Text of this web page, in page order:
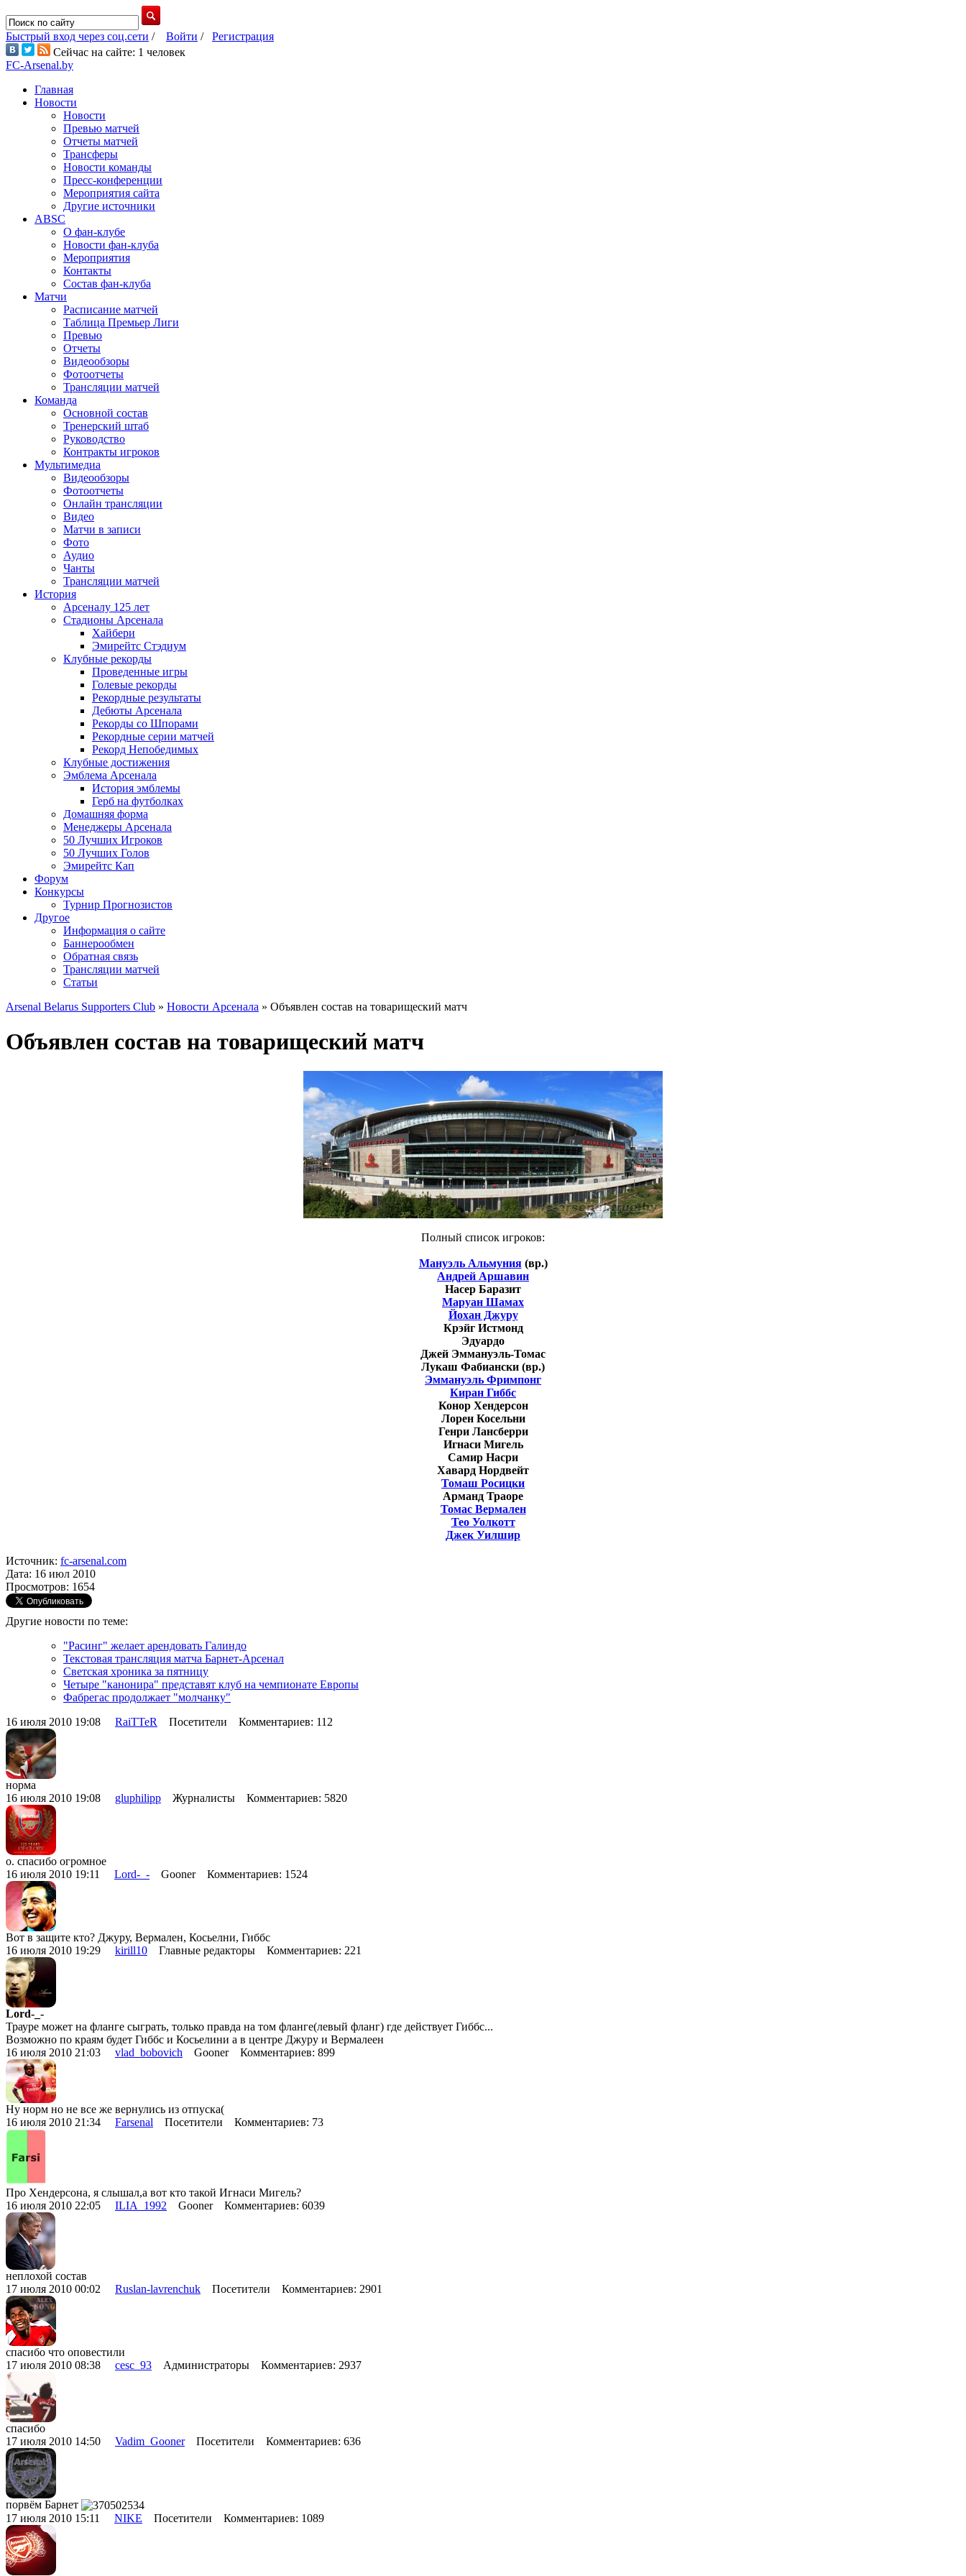
Быстрый вход через соц.сети / Войти / Регистрация
Сейчас на сайте: 1 человек
FC-Arsenal.by
Главная
Новости
Новости
Превью матчей
Отчеты матчей
Трансферы
Новости команды
Пресс-конференции
Мероприятия сайта
Другие источники
ABSC
О фан-клубе
Новости фан-клуба
Мероприятия
Контакты
Состав фан-клуба
Матчи
Расписание матчей
Таблица Премьер Лиги
Превью
Отчеты
Видеообзоры
Фотоотчеты
Трансляции матчей
Команда
Основной состав
Тренерский штаб
Руководство
Контракты игроков
Мультимедиа
Видеообзоры
Фотоотчеты
Онлайн трансляции
Видео
Матчи в записи
Фото
Аудио
Чанты
Трансляции матчей
История
Арсеналу 125 лет
Стадионы Арсенала
Хайбери
Эмирейтс Стэдиум
Клубные рекорды
Проведенные игры
Голевые рекорды
Рекордные результаты
Дебюты Арсенала
Рекорды со Шпорами
Рекордные серии матчей
Рекорд Непобедимых
Клубные достижения
Эмблема Арсенала
История эмблемы
Герб на футболках
Домашняя форма
Менеджеры Арсенала
50 Лучших Игроков
50 Лучших Голов
Эмирейтс Кап
Форум
Конкурсы
Турнир Прогнозистов
Другое
Информация о сайте
Баннерообмен
Обратная связь
Трансляции матчей
Статьи
Arsenal Belarus Supporters Club » Новости Арсенала » Объявлен состав на товарищеский матч
Объявлен состав на товарищеский матч
Полный список игроков:
Мануэль Альмуния(вр.)
Андрей Аршавин
Насер Баразит
Маруан Шамах
Йохан Джуру
Крэйг Истмонд
Эдуардо
Джей Эммануэль-Томас
Лукаш Фабиански (вр.)
Эммануэль Фримпонг
Киран Гиббс
Конор Хендерсон
Лорен Косельни
Генри Лансберри
Игнаси Мигель
Самир Насри
Хавард Нордвейт
Томаш Росицки
Арманд Траоре
Томас Вермален
Тео Уолкотт
Джек Уилшир
Источник: fc-arsenal.com
Дата: 16 июл 2010
Просмотров: 1654
Другие новости по теме:
"Расинг" желает арендовать Галиндо
Текстовая трансляция матча Барнет-Арсенал
Светская хроника за пятницу
Четыре "канонира" представят клуб на чемпионате Европы
Фабрегас продолжает "молчанку"
16 июля 2010 19:08 RaiTTeR Посетители Комментариев: 112
норма
16 июля 2010 19:08 gluphilipp Журналисты Комментариев: 5820
о. спасибо огромное
16 июля 2010 19:11 Lord-_- Gooner Комментариев: 1524
Вот в защите кто? Джуру, Вермален, Косьелни, Гиббс
16 июля 2010 19:29 kirill10 Главные редакторы Комментариев: 221
Lord-_-
Трауре может на фланге сыграть, только правда на том фланге(левый фланг) где действует Гиббс...
Возможно по краям будет Гиббс и Косьелини а в центре Джуру и Вермалеен
16 июля 2010 21:03 vlad_bobovich Gooner Комментариев: 899
Ну норм но не все же вернулись из отпуска(
16 июля 2010 21:34 Farsenal Посетители Комментариев: 73
Про Хендерсона, я слышал,а вот кто такой Игнаси Мигель?
16 июля 2010 22:05 ILIA_1992 Gooner Комментариев: 6039
неплохой состав
17 июля 2010 00:02 Ruslan-lavrenchuk Посетители Комментариев: 2901
спасибо что оповестили
17 июля 2010 08:38 cesc_93 Администраторы Комментариев: 2937
спасибо
17 июля 2010 14:50 Vadim_GoonerПосетители Комментариев: 636
порвём Барнет
17 июля 2010 15:11 NIKE Посетители Комментариев: 1089